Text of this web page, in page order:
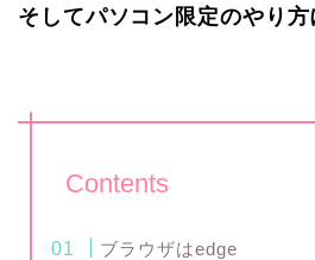
そしてパソコン限定のやり方
Contents
ブラウザはedge